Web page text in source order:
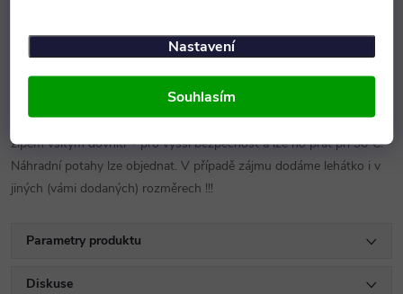
Nastavení
Souhlasím
Molitanová lehátka Dandy o rozměrech 130x55x10 cm a hmotnosti
2 kg, jsou vyrobena z kvalitního molitanu (25 cm/1m3). Vrchní
strana je ze 100% bavlny v provedení červená nebo modrá žirafa,
spodní jednobarevná část je z materiálu Ridana 100% PAD v
barvách červená, modrá, žlutá nebo zelená. Potah je snímatelný se
zipem všitým dovnitř - pro vyšší bezpečnost a lze ho prát při 30°C.
Náhradní potahy lze objednat. V případě zájmu dodáme lehátko i v
jiných (vámi dodaných) rozměrech !!!
Parametry produktu
Diskuse